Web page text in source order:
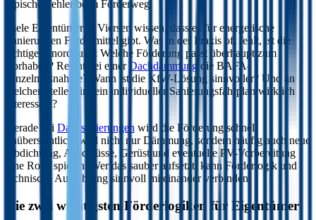
typische Fehler beim Förderweg.
Viele Eigentümer in Viersen wissen, dass es für energetische
Sanierungen Fördermittel gibt. Was in der Praxis oft fehlt, ist die
richtige Einordnung: Welche Förderung passt überhaupt zum
Vorhaben? Reicht bei einer Dachdämmung die BAFA-
Einzelmaßnahme? Wann ist die KfW-Lösung sinnvoller? Und an
welcher Stelle wird ein individueller Sanierungsfahrplan wirklich
interessant?
Gerade bei Dachsanierungen wird die Förderung schnell
unübersichtlich, weil nicht nur Dämmung, sondern häufig auch neue
Abdichtung, Anschlüsse, Gerüst und eventuelle PV-Vorbereitung
eine Rolle spielen. Wer das sauber aufsetzt, kann Förderlogik und
technische Ausführung sinnvoll miteinander verbinden.
Die zwei wichtigsten Förderlogiken für Eigentümer